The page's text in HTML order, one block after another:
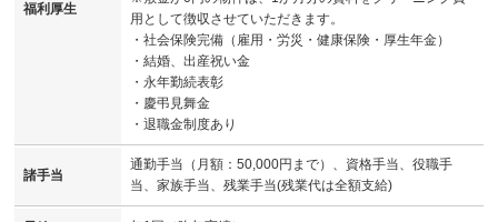
福利厚生
用として徴収させていただきます。
・社会保険完備（雇用・労災・健康保険・厚生年金）
・結婚、出産祝い金
・永年勤続表彰
・慶弔見舞金
・退職金制度あり
諸手当
通勤手当（月額：50,000円まで）、資格手当、役職手
当、家族手当、残業手当(残業代は全額支給)